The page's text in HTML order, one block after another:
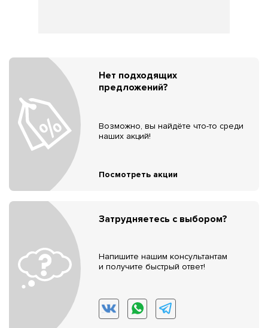
Нет подходящих
предложений?
Возможно, вы найдёте что-то среди
наших акций!
Посмотреть акции
Затрудняетесь с выбором?
Напишите нашим консультантам
и получите быстрый ответ!